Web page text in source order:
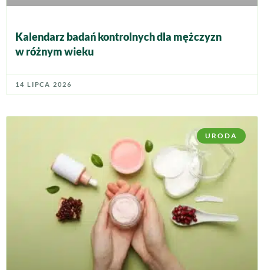
Kalendarz badań kontrolnych dla mężczyzn
w różnym wieku
14 LIPCA 2026
URODA